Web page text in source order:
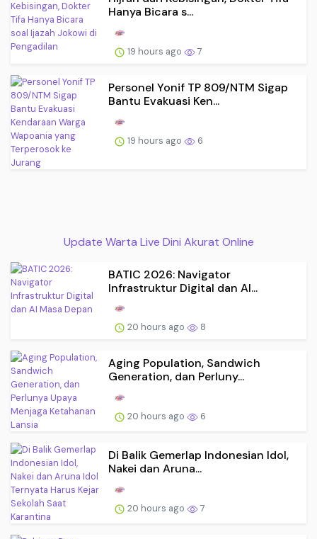
Hanya Bicara s...
19 hours ago 7
Personel Yonif TP 809/NTM Sigap
Bantu Evakuasi Ken...
19 hours ago 6
Update Warta Live Dini Akurat Online
BATIC 2026: Navigator
Infrastruktur Digital dan AI...
20 hours ago 8
Aging Population, Sandwich
Generation, dan Perluny...
20 hours ago 6
Di Balik Gemerlap Indonesian Idol,
Nakei dan Aruna...
20 hours ago 7